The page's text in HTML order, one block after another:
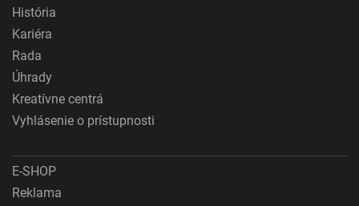
História
Kariéra
Rada
Úhrady
Kreatívne centrá
Vyhlásenie o prístupnosti
E-SHOP
Reklama